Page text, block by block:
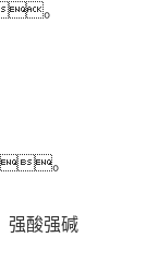
。
。
酸强碱